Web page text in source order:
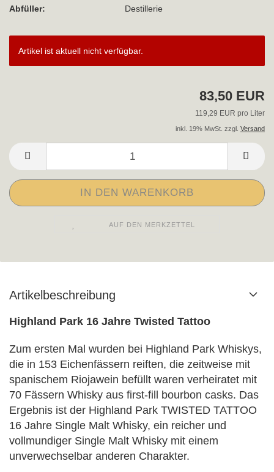
Abfüller:
Destillerie
Artikel ist aktuell nicht verfügbar.
83,50 EUR
119,29 EUR pro Liter
inkl. 19% MwSt. zzgl. Versand
AUF DEN MERKZETTEL
Artikelbeschreibung
Highland Park 16 Jahre Twisted Tattoo
Zum ersten Mal wurden bei Highland Park Whiskys,
die in 153 Eichenfässern reiften, die zeitweise mit
spanischem Riojawein befüllt waren verheiratet mit
70 Fässern Whisky aus first-fill bourbon casks. Das
Ergebnis ist der Highland Park TWISTED TATTOO
16 Jahre Single Malt Whisky, ein reicher und
vollmundiger Single Malt Whisky mit einem
unverwechselbar anderen Charakter.